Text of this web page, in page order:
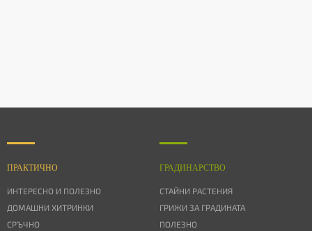
ПРАКТИЧНО
ИНТЕРЕСНО И ПОЛЕЗНО
ДОМАШНИ ХИТРИНКИ
СРЪЧНО
ГРАДИНАРСТВО
СТАЙНИ РАСТЕНИЯ
ГРИЖИ ЗА ГРАДИНАТА
ПОЛЕЗНО